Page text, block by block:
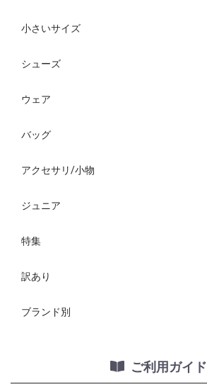
小さいサイズ
シューズ
ウェア
バッグ
アクセサリ/小物
ジュニア
特集
訳あり
ブランド別
ご利用ガイド